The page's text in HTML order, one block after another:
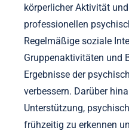
körperlicher Aktivität
professionellen
Regelmäßige soziale
Gruppenaktivitäten und
Ergebnisse der
verbessern. Darüber
Unterstützung,
frühzeitig zu erkennen